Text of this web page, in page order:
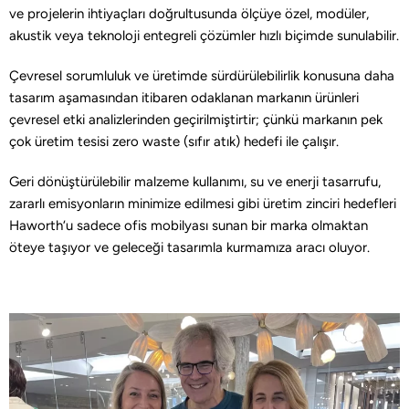
ve projelerin ihtiyaçları doğrultusunda ölçüye özel, modüler,
akustik veya teknoloji entegreli çözümler hızlı biçimde sunulabilir.
Çevresel sorumluluk ve üretimde sürdürülebilirlik konusuna daha
tasarım aşamasından itibaren odaklanan markanın ürünleri
çevresel etki analizlerinden geçirilmiştirtir; çünkü markanın pek
çok üretim tesisi zero waste (sıfır atık) hedefi ile çalışır.
Geri dönüştürülebilir malzeme kullanımı, su ve enerji tasarrufu,
zararlı emisyonların minimize edilmesi gibi üretim zinciri hedefleri
Haworth‘u sadece ofis mobilyası sunan bir marka olmaktan
öteye taşıyor ve geleceği tasarımla kurmamıza aracı oluyor.